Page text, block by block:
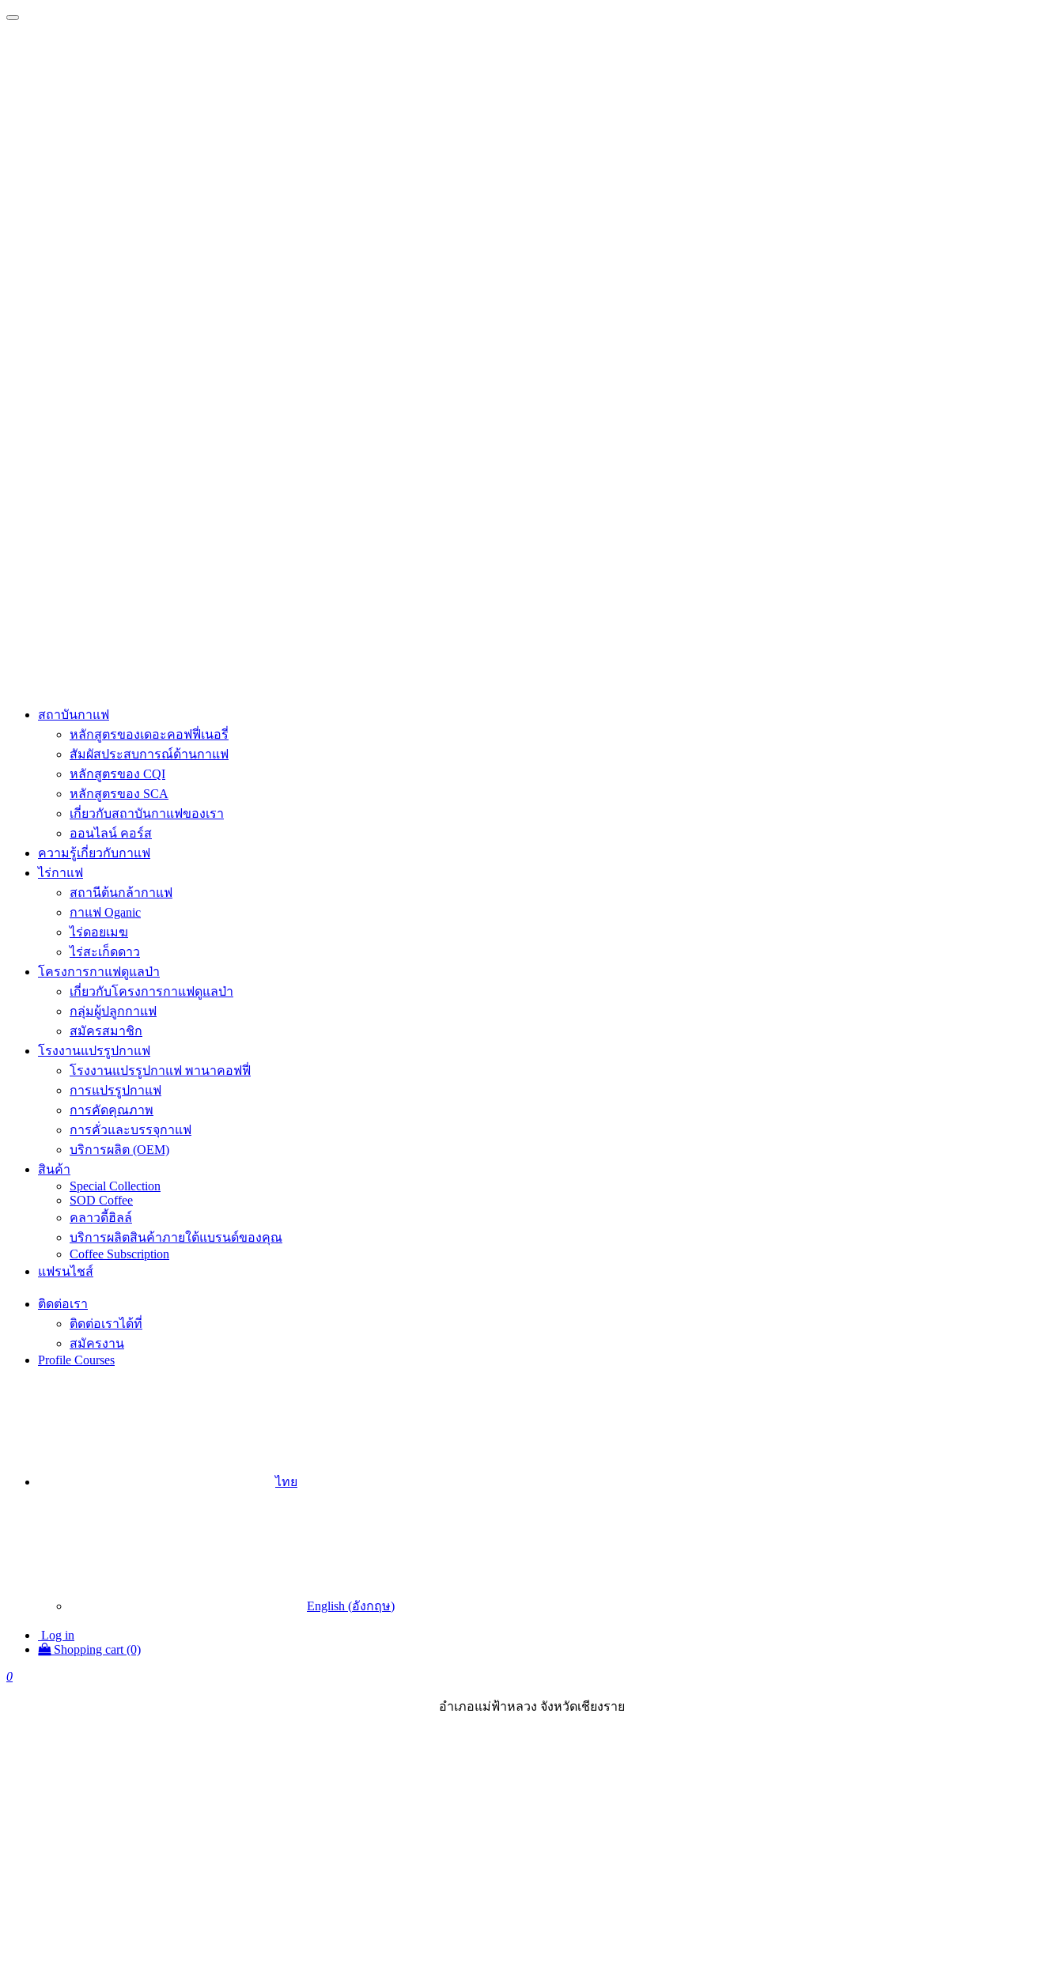
สถาบันกาแฟ
หลักสูตรของเดอะคอฟฟี่เนอรี่
สัมผัสประสบการณ์ด้านกาแฟ
หลักสูตรของ CQI
หลักสูตรของ SCA
เกี่ยวกับสถาบันกาแฟของเรา
ออนไลน์ คอร์ส
ความรู้เกี่ยวกับกาแฟ
ไร่กาแฟ
สถานีต้นกล้ากาแฟ
กาแฟ Oganic
ไร่ดอยเมฆ
ไร่สะเก็ดดาว
โครงการกาแฟดูแลป่า
เกี่ยวกับโครงการกาแฟดูแลป่า
กลุ่มผู้ปลูกกาแฟ
สมัครสมาชิก
โรงงานแปรรูปกาแฟ
โรงงานแปรรูปกาแฟ พานาคอฟฟี่
การแปรรูปกาแฟ
การคัดคุณภาพ
การคั่วและบรรจุกาแฟ
บริการผลิต (OEM)
สินค้า
Special Collection
SOD Coffee
คลาวดี้ฮิลล์
บริการผลิตสินค้าภายใต้แบรนด์ของคุณ
Coffee Subscription
แฟรนไชส์
ติดต่อเรา
ติดต่อเราได้ที่
สมัครงาน
Profile Courses
ไทย
English (อังกฤษ)
Log in
Shopping cart (0)
0
อำเภอแม่ฟ้าหลวง จังหวัดเชียงราย